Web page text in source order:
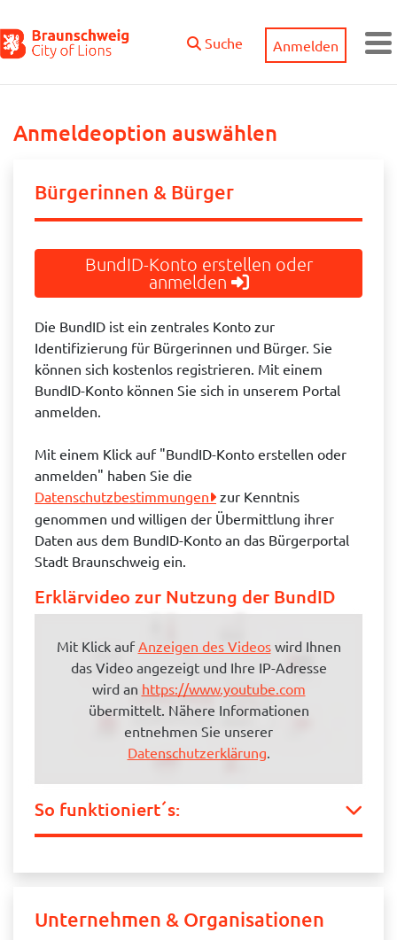
Suche Anmelden
Anmeldeoption auswählen
Bürgerinnen & Bürger
BundID-Konto erstellen oder
anmelden
Die BundID ist ein zentrales Konto zur
Identifizierung für Bürgerinnen und Bürger. Sie
können sich kostenlos registrieren. Mit einem
BundID-Konto können Sie sich in unserem Portal
anmelden.
Mit einem Klick auf "BundID-Konto erstellen oder
anmelden" haben Sie die
Datenschutzbestimmungen
zur Kenntnis
genommen und willigen der Übermittlung ihrer
Daten aus dem BundID-Konto an das Bürgerportal
Stadt Braunschweig ein.
Erklärvideo zur Nutzung der BundID
Mit Klick aufAnzeigen des Videoswird Ihnen
das Video angezeigt und Ihre IP-Adresse
wird an https://www.youtube.com
übermittelt. Nähere Informationen
entnehmen Sie unserer
Datenschutzerklärung.
So funktioniert´s:
Unternehmen & Organisationen